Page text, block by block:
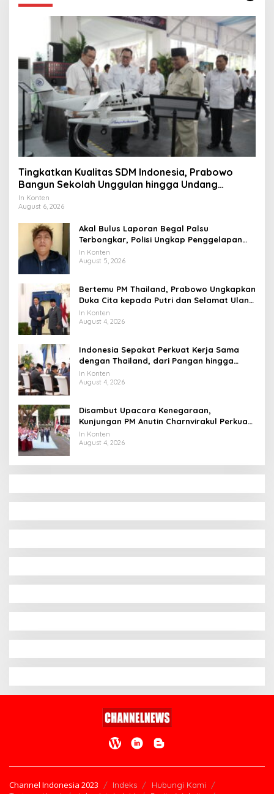
Tingkatkan Kualitas SDM Indonesia, Prabowo
Bangun Sekolah Unggulan hingga Undang
Universitas Terbaik Dunia
In Konten
August 6, 2026
Akal Bulus Laporan Begal Palsu
Terbongkar, Polisi Ungkap Penggelapan
Uang Perusahaan untuk Crypto
In Konten
August 5, 2026
Bertemu PM Thailand, Prabowo Ungkapkan
Duka Cita kepada Putri dan Selamat Ulang
Tahun ke Raja Thailand
In Konten
August 4, 2026
Indonesia Sepakat Perkuat Kerja Sama
dengan Thailand, dari Pangan hingga
Ekonomi Digital
In Konten
August 4, 2026
Disambut Upacara Kenegaraan,
Kunjungan PM Anutin Charnvirakul Perkuat
Hubungan Indonesia-Thailand
In Konten
August 4, 2026
Channel Indonesia 2023 Indeks
Hubungi Kami